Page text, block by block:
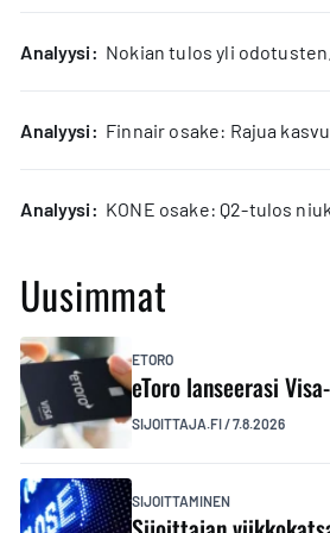
analyysi: Nokian tulos yli
analyysi: Finnair osake: Rajua
analyysi: KONE osake: Q2-tulos
Uusimmat
ETORO
eToro lanseerasi
SIJOITTAJA.FI/7.8.2026
SIJOITTAMINEN